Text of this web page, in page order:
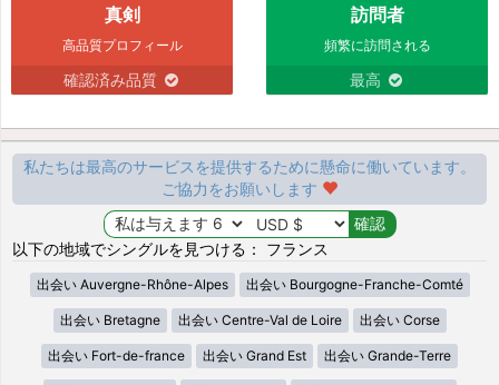
真剣
高品質プロフィール
確認済み品質
訪問者
頻繁に訪問される
最高
私たちは最高のサービスを提供するために懸命に働いています。
ご協力をお願いします
以下の地域でシングルを見つける： フランス
出会い Auvergne-Rhône-Alpes 出会い Bourgogne-Franche-Comté
出会い Bretagne 出会い Centre-Val de Loire 出会い Corse
出会い Fort-de-france 出会い Grand Est 出会い Grande-Terre